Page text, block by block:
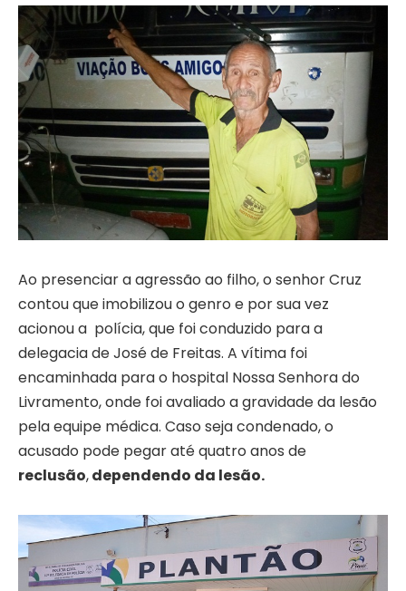
Ao presenciar a agressão ao filho, o senhor Cruz
contou que imobilizou o genro e por sua vez
acionou a polícia, que foi conduzido para a
delegacia de José de Freitas. A vítima foi
encaminhada para o hospital Nossa Senhora do
Livramento, onde foi avaliado a gravidade da lesão
pela equipe médica. Caso seja condenado, o
acusado pode pegar até quatro anos de
reclusão,dependendo da lesão.